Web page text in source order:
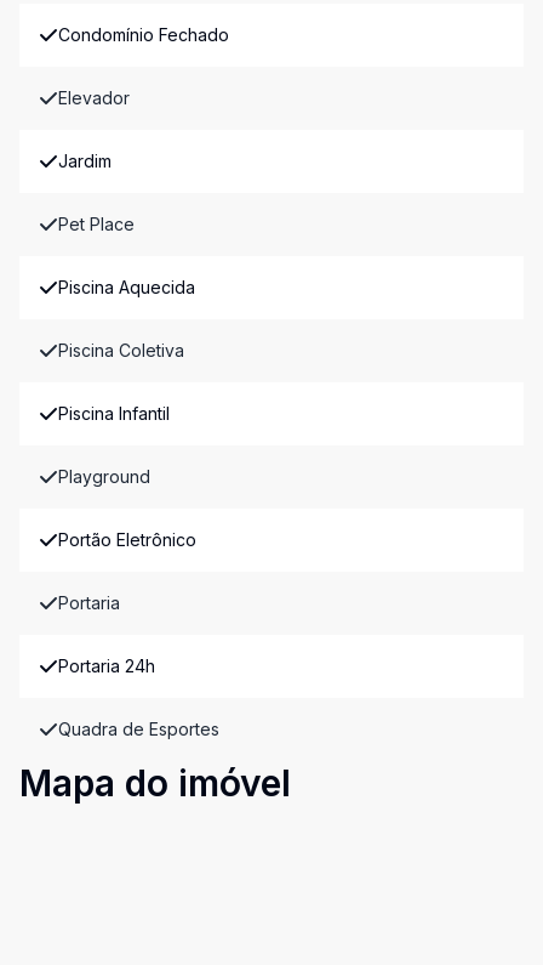
Condomínio Fechado
Elevador
Jardim
Pet Place
Piscina Aquecida
Piscina Coletiva
Piscina Infantil
Playground
Portão Eletrônico
Portaria
Portaria 24h
Quadra de Esportes
Mapa do imóvel